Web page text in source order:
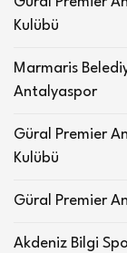
Kulübü
Marmaris
Antalyaspor
Güral Premier
Kulübü
Güral Premier
Akdeniz Bilgi